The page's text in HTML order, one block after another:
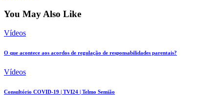
You May Also Like
Vídeos
O que acontece aos acordos de regulação de responsabilidades parentais?
Vídeos
Consultório COVID-19 | TVI24 | Telmo Semião